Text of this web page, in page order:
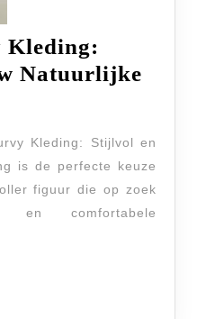
Natuurlijke
Kleding: Stijlvol en
is de perfecte keuze
figuur die op zoek
comfortabele